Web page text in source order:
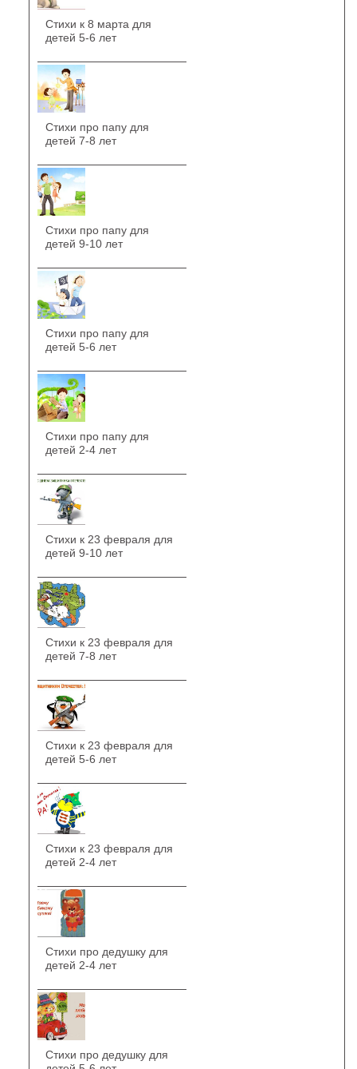
Стихи к 8 марта для
детей 5-6 лет
Стихи про папу для
детей 7-8 лет
Стихи про папу для
детей 9-10 лет
Стихи про папу для
детей 5-6 лет
Стихи про папу для
детей 2-4 лет
Стихи к 23 февраля для
детей 9-10 лет
Стихи к 23 февраля для
детей 7-8 лет
Стихи к 23 февраля для
детей 5-6 лет
Стихи к 23 февраля для
детей 2-4 лет
Стихи про дедушку для
детей 2-4 лет
Стихи про дедушку для